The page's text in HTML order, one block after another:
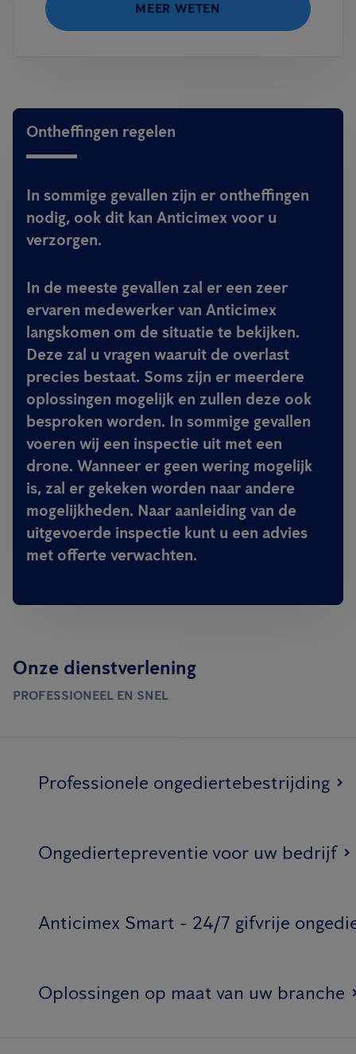
MEER WETEN
Ontheffingen regelen
In sommige gevallen zijn er ontheffingen
nodig, ook dit kan Anticimex voor u
verzorgen.
In de meeste gevallen zal er een zeer
ervaren medewerker van Anticimex
langskomen om de situatie te bekijken.
Deze zal u vragen waaruit de overlast
precies bestaat. Soms zijn er meerdere
oplossingen mogelijk en zullen deze ook
besproken worden. In sommige gevallen
voeren wij een inspectie uit met een
drone. Wanneer er geen wering mogelijk
is, zal er gekeken worden naar andere
mogelijkheden. Naar aanleiding van de
uitgevoerde inspectie kunt u een advies
met offerte verwachten.
Onze dienstverlening
PROFESSIONEEL EN SNEL
Professionele ongediertebestrijding
Ongediertepreventie voor uw bedrijf
Anticimex Smart - 24/7 gifvrije
Oplossingen op maat van uw branche